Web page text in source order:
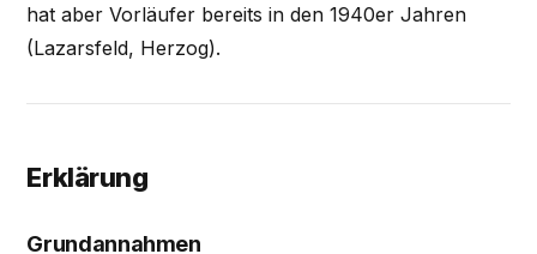
hat aber Vorläufer bereits in den 1940er Jahren
(Lazarsfeld, Herzog).
Erklärung
Grundannahmen